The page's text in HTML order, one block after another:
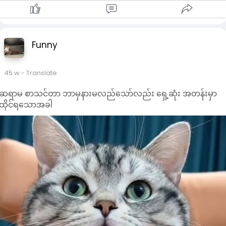
Funny
45 w- Translate
ရာမ စာသင်တာ ဘာမှနားမလည်သော်လည်း ရှေ့ဆုံး အတန်းမှာ
င်ရသောအခါ